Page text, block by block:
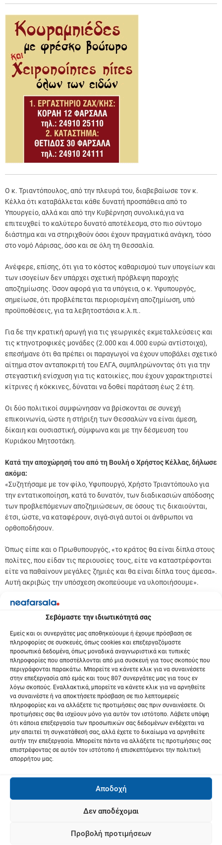
Σεβόμαστε την ιδιωτικότητά σας
Εμείς και οι συνεργάτες μας αποθηκεύουμε ή έχουμε πρόσβαση σε
πληροφορίες σε συσκευές, όπως cookies και επεξεργαζόμαστε
προσωπικά δεδομένα, όπως μοναδικά αναγνωριστικά και τυπικές
πληροφορίες που αποστέλλονται από μια συσκευή για τους σκοπούς που
περιγράφονται παρακάτω. Μπορείτε να κάνετε κλικ για να συναινέσετε
στην επεξεργασία από εμάς και τους 807 συνεργάτες μας για τους εν
λόγω σκοπούς. Εναλλακτικά, μπορείτε να κάνετε κλικ για να αρνηθείτε
να συναινέστε ή να αποκτήσετε πρόσβαση σε πιο λεπτομερείς
πληροφορίες και να αλλάξετε τις προτιμήσεις σας πριν συναινέσετε. Οι
προτιμήσεις σας θα ισχύουν μόνο για αυτόν τον ιστότοπο. Λάβετε υπόψη
ότι κάποια επεξεργασία των προσωπικών σας δεδομένων ενδέχεται να
μην απαιτεί τη συγκατάθεσή σας, αλλά έχετε το δικαίωμα να αρνηθείτε
αυτήν την επεξεργασία. Μπορείτε πάντα να αλλάξετε τις προτιμήσεις σας
επιστρέφοντας σε αυτόν τον ιστότοπο ή επισκεπτόμενοι την πολιτική
απορρήτου μας.
Αποδοχή
Δεν αποδέχομαι
Προβολή προτιμήσεων
Ο κ. Τριαντόπουλος, από την πλευρά του, διαβεβαίωσε τον κ.
Κέλλα ότι καταβάλλεται κάθε δυνατή προσπάθεια από το
Υπουργείο, αλλά και από την Κυβέρνηση συνολικά,για να
επιτευχθεί το καλύτερο δυνατό αποτέλεσμα, στο πιο σύντομο
διάστημα και να στηριχθούν όσοι έχουν πραγματικά ανάγκη, τόσο
στο νομό Λάρισας, όσο και σε όλη τη Θεσσαλία.
Ανέφερε, επίσης, ότι για το κόστος καθαρισμού των υπογείων και
των ισογείων δεν υπάρχει σχετική πρόβλεψη παροχής
αποζημίωσης. Όσον αφορά για τα υπόγεια, ο κ. Υφυπουργός,
σημείωσε, ότι προβλέπεται περιορισμένη αποζημίωση, υπό
προϋποθέσεις, για τα λεβητοστάσια κ.λ.π..
Για δε την κρατική αρωγή για τις γεωργικές εκμεταλλεύσεις και
τις κτηνοτροφικές μονάδες (2.000 και 4.000 ευρώ αντίστοιχα),
επεσήμανε ότι θα πρέπει οι παραγωγοί να έχουν υποβάλει σχετικό
αίτημα στον ανταποκριτή του ΕΛΓΑ, συμπληρώνοντας ότι για την
στεγαστική ενίσχυση για τις κατοικίες, που έχουν χαρακτηριστεί
κίτρινες ή κόκκινες, δύναται να δοθεί παράταση έως 2 έτη.
Οι δύο πολιτικοί συμφώνησαν να βρίσκονται σε συνεχή
επικοινωνία, ώστε η στήριξη των Θεσσαλών να είναι άμεση,
δίκαιη και ουσιαστική, σύμφωνα και με την δέσμευση του
Κυριάκου Μητσοτάκη.
Κατά την αποχώρησή του από τη Βουλή ο Χρήστος Κέλλας, δήλωσε
ακόμα:
«Συζητήσαμε με τον φίλο, Υφυπουργό, Χρήστο Τριαντόπουλο για
την εντατικοποίηση, κατά το δυνατόν, των διαδικασιών απόδοσης
των προβλεπόμενων αποζημιώσεων, σε όσους τις δικαιούνται,
έτσι, ώστε, να καταφέρουν, σιγά-σιγά αυτοί οι άνθρωποι να
ορθοποδήσουν.
Όπως είπε και ο Πρωθυπουργός, «το κράτος θα είναι δίπλα στους
πολίτες, που είδαν τις περιουσίες τους, είτε να καταστρέφονται
είτε να παθαίνουν μεγάλες ζημιές και θα είναι δίπλα τους άμεσα».
Αυτή ακριβώς την υπόσχεση σκοπεύουμε να υλοποιήσουμε».
Π
ο
ή
γ
η
σ
η
ά
ρ
θ
Previous:
ΜΑΞΙΜΟΣ ΧΑΡΑΚΟΠΟΥΛΟΣ ΠΡΟΣ
ΥΠΟΥΡΓΟ ΕΘΝΙΚΗΣ ΟΙΚΟΝΟΜΙΑΣ: Η
πολιτεία να σταθεί αρωγός στις
επιχειρήσεις της Θεσσαλίας
Next:
Μ. ΧΑΡΑΚΟΠΟΥΛΟΣ ΠΡΟΣ ΥΠΟΥΡΓΟ
ΑΓΡΟΤΙΚΗΣ ΑΝΑΠΤΥΞΗΣ: Αγωνία
αγροτών για σπορά σιτηρών στη Θεσσαλία